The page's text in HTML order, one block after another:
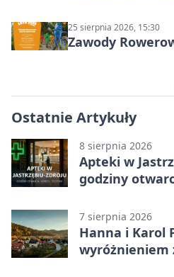
25 sierpnia 2026, 15:30
Zawody
Ostatnie Artykuły
8 sierpnia 2026
Apteki w
godziny
7 sierpnia 2026
Hanna i Karol
wyróżnieniem